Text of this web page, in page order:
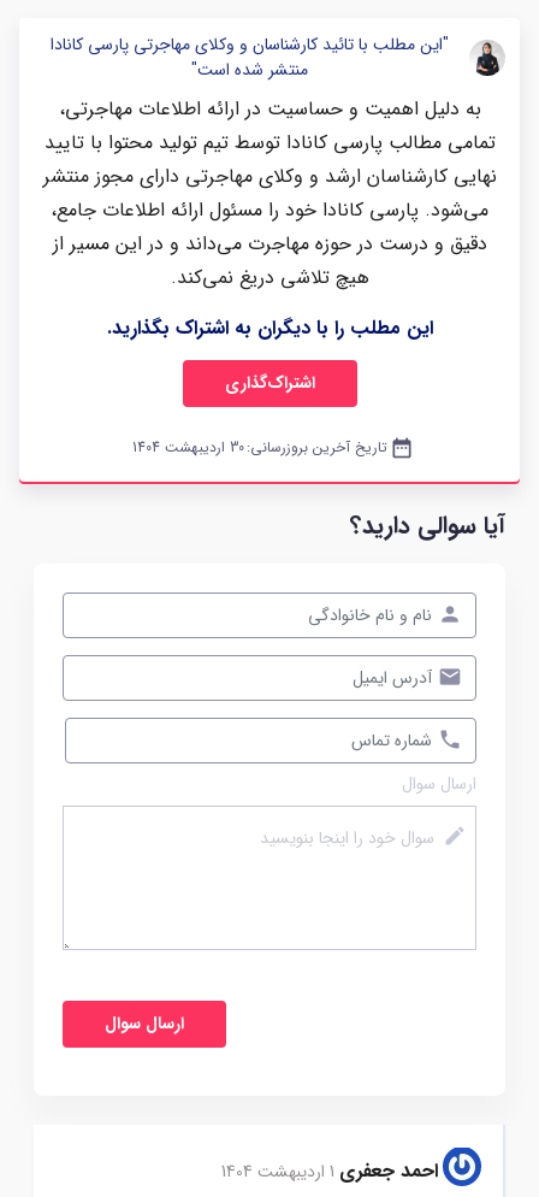
"این مطلب با تائید کارشناسان و وکلای مهاجرتی پارسی کانادا
منتشر شده است"
به دلیل اهمیت و حساسیت در ارائه اطلاعات مهاجرتی،
تمامی مطالب پارسی کانادا توسط تیم تولید محتوا با تایید
نهایی کارشناسان ارشد و وکلای مهاجرتی دارای مجوز منتشر
می‌شود. پارسی کانادا خود را مسئول ارائه اطلاعات جامع،
دقیق و درست در حوزه مهاجرت می‌داند و در این مسیر از
هیچ تلاشی دریغ نمی‌کند.
این مطلب را با دیگران به اشتراک بگذارید.
اشتراک‌گذاری
date_range تاریخ آخرین بروزرسانی:30 اردیبهشت 1404
آیا سوالی دارید؟
ارسال سوال
احمد جعفری 1 اردیبهشت 1404